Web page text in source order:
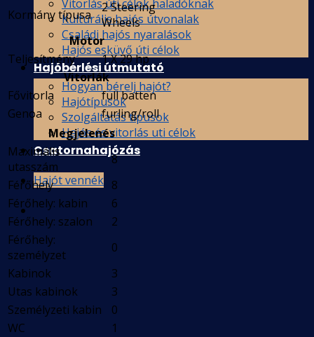
Vitorlás úti célok haladóknak
Kultúrális hajós útvonalak
Családi hajós nyaralások
Hajós esküvő úti célok
Hajóbérlési útmutató
Hogyan bérelj hajót?
Hajótípusok
Szolgáltatás típusok
Hajós és vitorlás uti célok
Csatornahajózás
Hajót vennék
Kormány típusa
2 Steering
Wheels
Motor
Teljesítmény
1 X 29 hp
Vitorlák
Fővitorla
full batten
Genoa
furling/roll
Megjelenés
Maximális
utasszám
8
Férőhely
8
Férőhely: kabin
6
Férőhely: szalon
2
Férőhely:
személyzet
0
Kabinok
3
Utas kabinok
3
Személyzeti kabin
0
WC
1